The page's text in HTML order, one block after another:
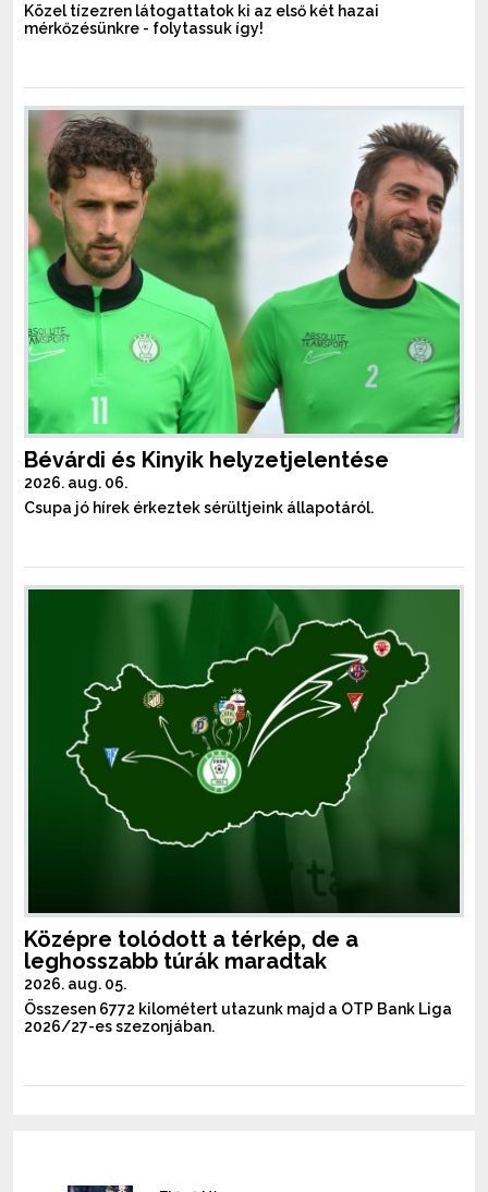
Közel tízezren látogattatok ki az első két hazai
mérkőzésünkre - folytassuk így!
Bévárdi és Kinyik helyzetjelentése
2026. aug. 06.
Csupa jó hírek érkeztek sérültjeink állapotáról.
Középre tolódott a térkép, de a
leghosszabb túrák maradtak
2026. aug. 05.
Összesen 6772 kilométert utazunk majd a OTP Bank Liga
2026/27-es szezonjában.